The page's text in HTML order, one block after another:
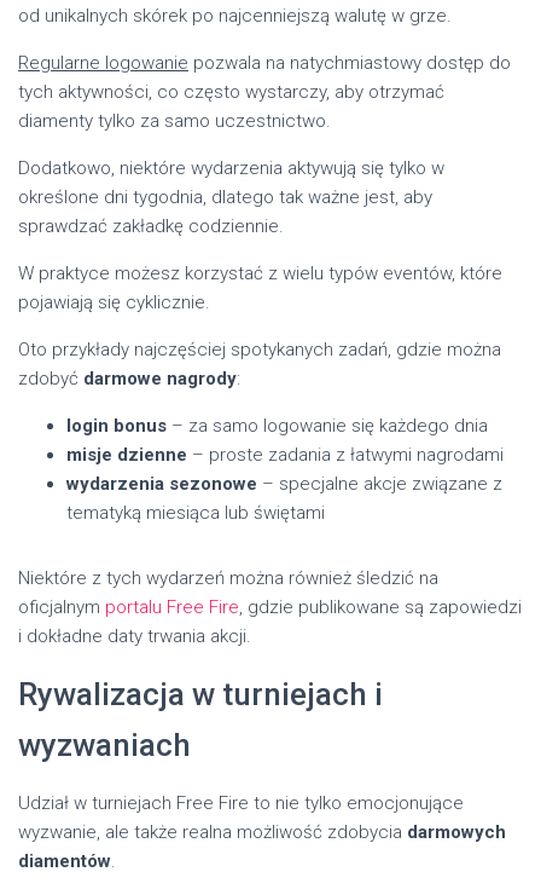
od unikalnych skórek po najcenniejszą walutę w grze.
Regularne logowanie pozwala na natychmiastowy dostęp do
tych aktywności, co często wystarczy, aby otrzymać
diamenty tylko za samo uczestnictwo.
Dodatkowo, niektóre wydarzenia aktywują się tylko w
określone dni tygodnia, dlatego tak ważne jest, aby
sprawdzać zakładkę codziennie.
W praktyce możesz korzystać z wielu typów eventów, które
pojawiają się cyklicznie.
Oto przykłady najczęściej spotykanych zadań, gdzie można
zdobyć darmowe nagrody:
login bonus – za samo logowanie się każdego dnia
misje dzienne – proste zadania z łatwymi nagrodami
wydarzenia sezonowe – specjalne akcje związane z
tematyką miesiąca lub świętami
Niektóre z tych wydarzeń można również śledzić na
oficjalnym portalu Free Fire, gdzie publikowane są zapowiedzi
i dokładne daty trwania akcji.
Rywalizacja w turniejach i
wyzwaniach
Udział w turniejach Free Fire to nie tylko emocjonujące
wyzwanie, ale także realna możliwość zdobycia darmowych
diamentów.